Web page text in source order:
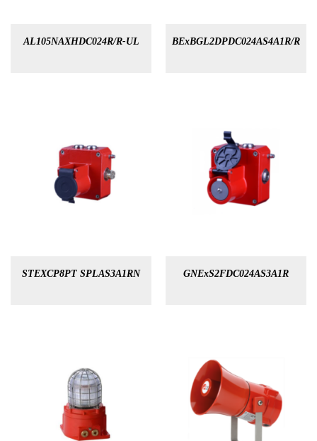
AL105NAXHDC024R/R-UL BExBGL2DPDC024AS4A1R/R
STEXCP8PT SPLAS3A1RN GNExS2FDC024AS3A1R